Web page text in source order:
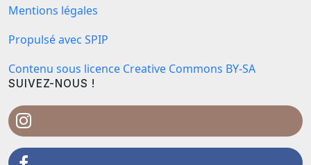
Mentions légales
Propulsé avec SPIP
Contenu sous licence Creative Commons BY-SA
SUIVEZ-NOUS !